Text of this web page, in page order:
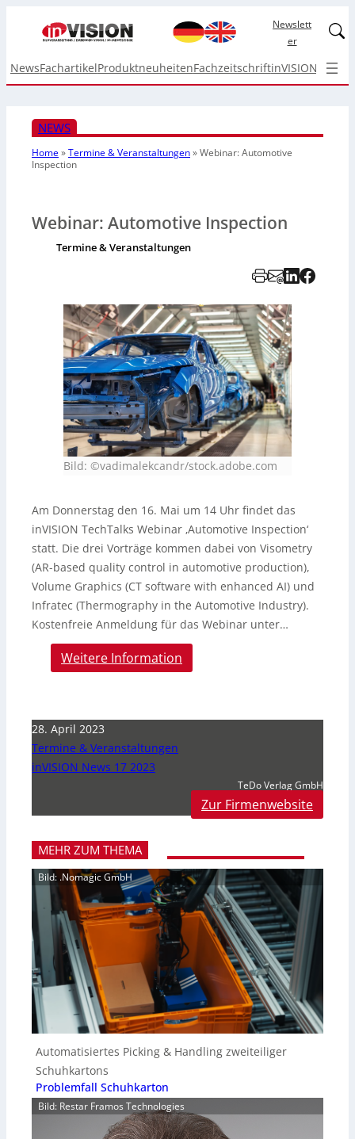
Newslett
er
NewsFachartikelProduktneuheitenFachzeitschriftinVISION Top
NEWS
Home»Termine & Veranstaltungen»Webinar: Automotive
Inspection
Webinar: Automotive Inspection
Termine & Veranstaltungen
Bild: ©vadimalekcandr/stock.adobe.com
Am Donnerstag den 16. Mai um 14 Uhr findet das
inVISION TechTalks Webinar ‚Automotive Inspection‘
statt. Die drei Vorträge kommen dabei von Visometry
(AR-based quality control in automotive production),
Volume Graphics (CT software with enhanced AI) und
Infratec (Thermography in the Automotive Industry).
Kostenfreie Anmeldung für das Webinar unter…
Weitere Information
28. April 2023
Termine & Veranstaltungen
inVISION News 17 2023
TeDo Verlag GmbH
Zur Firmenwebsite
MEHR ZUM THEMA
Bild: .Nomagic GmbH
Automatisiertes Picking & Handling zweiteiliger
Schuhkartons
Problemfall Schuhkarton
Bild: Restar Framos Technologies